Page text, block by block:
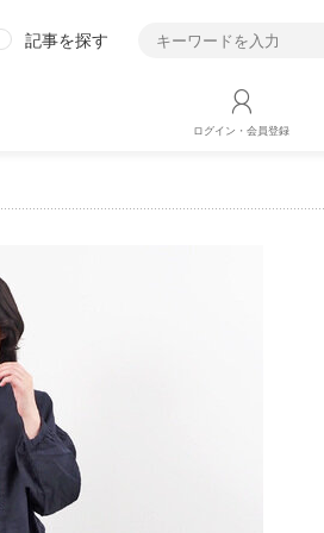
記事を探す
ログイン・会員登録